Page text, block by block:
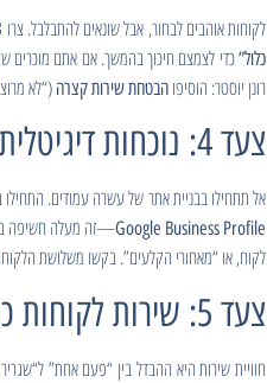
לקוחות אוהבים לבחור, אבל שונאים להתבלבל. צרו 3
כלול”
רונן יוסטר: הוסיפו הבטחת שירות קצרה (“לא מרוצים? סבב
צעד 4: נוכחות דיגיטלית בסיסית — דף נחיתה, פרופילים ו-Google
אל תתחילו בבניית אתר של עשרה עמודים. התחילו
Google Business Profile—זה מעלה חשיפה
לקוח, או “מאחורי הקלעים”. בקשו משלושת
צעד 5: שירות לקוחות כמו אנשים — זמני תגובה ותסריטים קצרים
חוויית שירות היא ההבדל בין “פעם אחת”